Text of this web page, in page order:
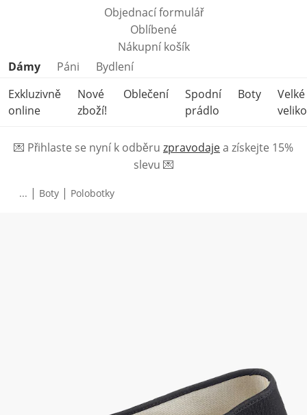
Objednací formulář
Oblíbené
Nákupní košík
Přeskočit kategorie produktů
Dámy Páni
Bydlení
Exkluzivně
online
Nové
zboží!
Oblečení
Spodní
prádlo
Boty
Velké
💌 Přihlaste se nyní k odběru zpravodajea získejte 15%
slevu 💌
... | Boty | Polobotky